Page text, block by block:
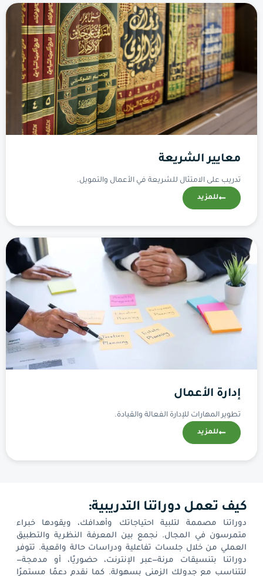
معايير الشريعة
تدريب على الامتثال للشريعة في الأعمال والتمويل.
للمزيد
إدارة الأعمال
تطوير المهارات للإدارة الفعالة والقيادة.
للمزيد
كيف تعمل دوراتنا التدريبية:
دوراتنا مصممة لتلبية احتياجاتك وأهدافك، ويقودها خبراء
متمرسون في المجال. نجمع بين المعرفة النظرية والتطبيق
العملي من خلال جلسات تفاعلية ودراسات حالة واقعية. تتوفر
دوراتنا بتنسيقات مرنة—عبر الإنترنت، حضوريًا، أو مدمجة—
لتتناسب مع جدولك الزمني بسهولة. كما نقدم دعمًا مستمرًا